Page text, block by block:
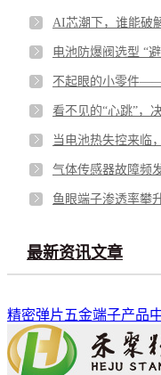
电池防爆阀选型 “
最新资讯文章
精密弹片五金端子产品